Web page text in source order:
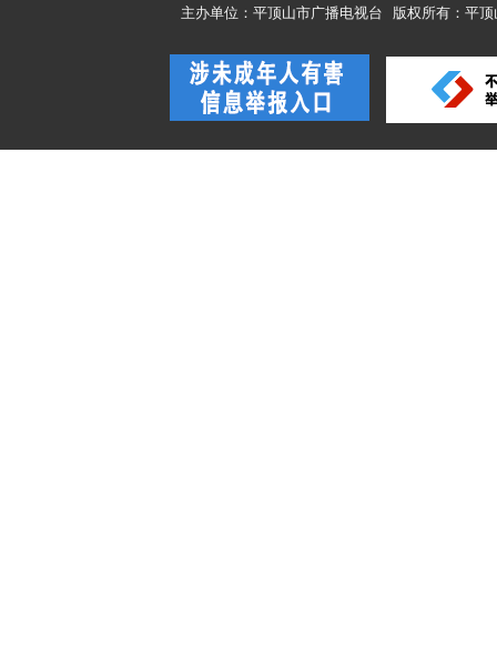
主办单位：平顶山市广播电视台 版权所有：平